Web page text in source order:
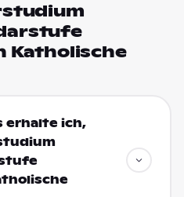
Katholische
erhalte ich,